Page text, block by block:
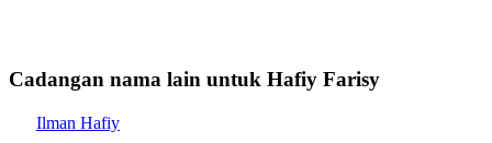
Cadangan nama lain untuk Hafiy Farisy
Ilman Hafiy